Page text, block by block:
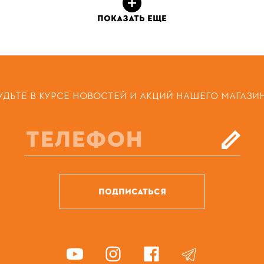
ПОКАЗАТЬ ЕЩЕ
В КУРСЕ НОВОСТЕЙ И АКЦИЙ НАШЕГО
ПОДПИСАТЬСЯ